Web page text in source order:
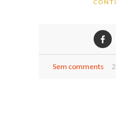
Sem comments